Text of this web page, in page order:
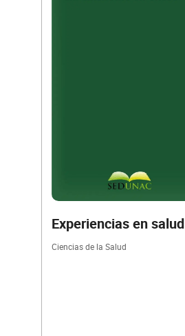
Experiencias en salud
Ciencias de la Salud